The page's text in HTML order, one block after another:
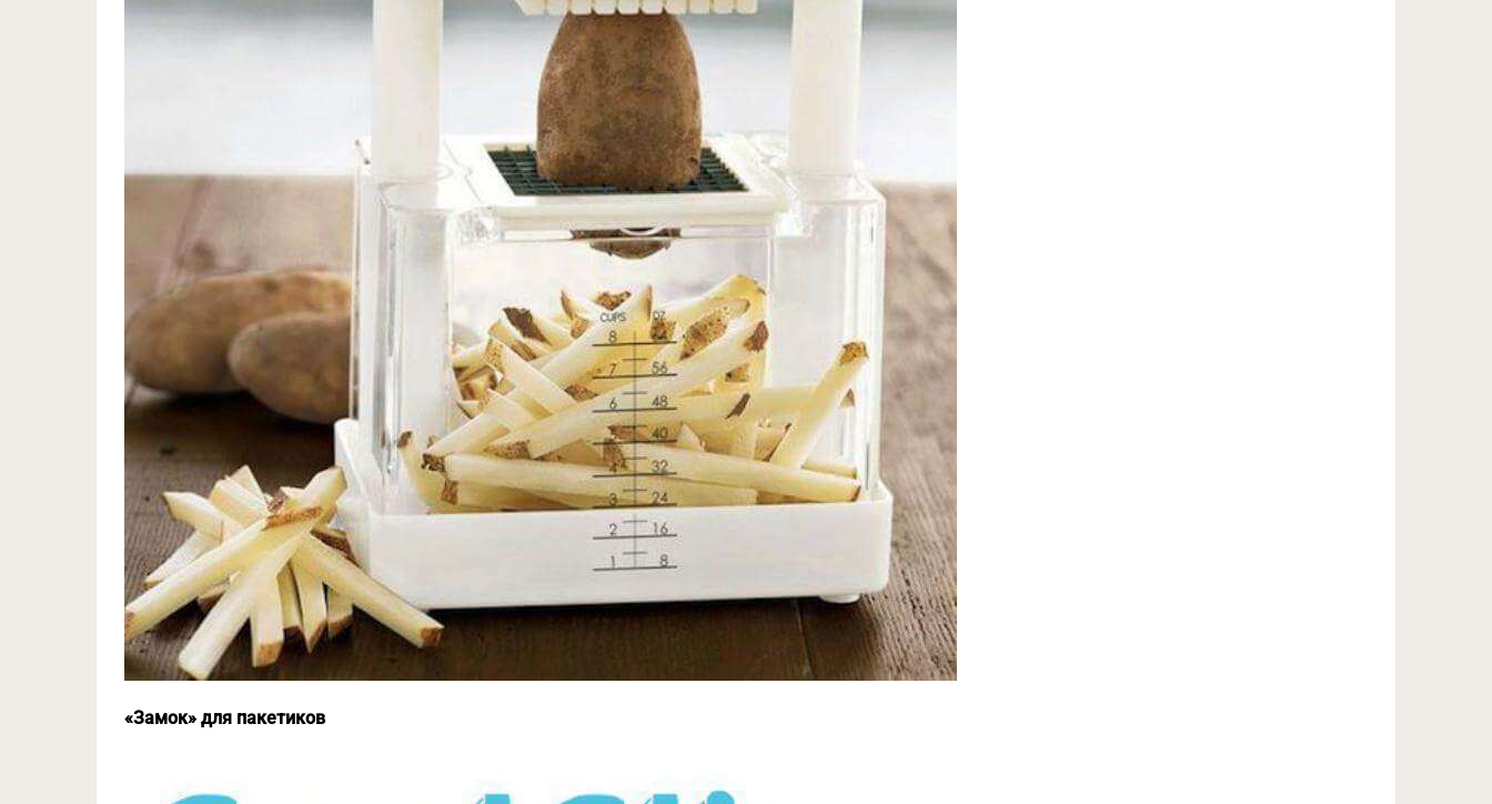
«Замок» для пакетиков